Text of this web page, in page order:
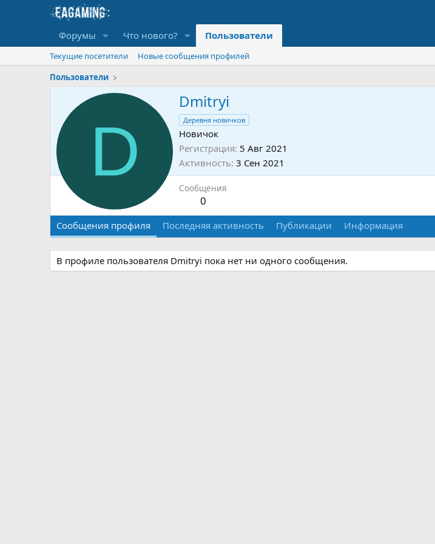
Форумы Что нового? Пользователи
Текущие посетители
Новые сообщения профилей
Пользователи
D
Dmitryi
Деревня новичков
Новичок
Регистрация 5 Авг 2021
Активность 3 Сен 2021
Сообщения
0
Сообщения профиля Последняя активность Публикации Информация
В профиле пользователя Dmitryi пока нет ни одного сообщения.